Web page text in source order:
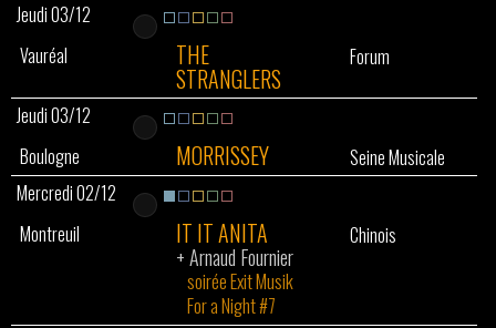
Jeudi 03/12
Vauréal
THE
STRANGLERS
Forum
Jeudi 03/12
Boulogne
MORRISSEY
Seine Musicale
Mercredi 02/12
Montreuil
IT IT ANITA
+Arnaud Fournier
soirée Exit Musik
For a Night #7
Chinois